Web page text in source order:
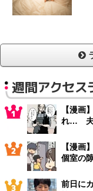
週間アクセス
【漫画
れ… 夫
【漫画
個室の
前日に